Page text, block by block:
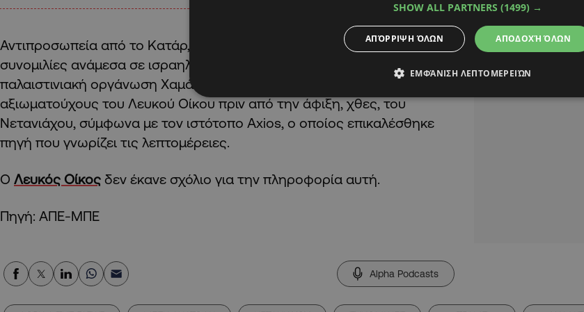
Αντιπροσωπεία από το Κατάρ, τη χώρα που φιλοξενεί τις έμμεσες
συνομιλίες ανάμεσα σε ισραηλινούς διαπραγματευτές και τη μαχητική
παλαιστινιακή οργάνωση Χαμάς, συναντήθηκε με ανώτερους
αξιωματούχους του Λευκού Οίκου πριν από την άφιξη, χθες, του
Νετανιάχου, σύμφωνα με τον ιστότοπο Axios, ο οποίος επικαλέσθηκε
πηγή που γνωρίζει τις λεπτομέρειες.
Ο Λευκός Οίκος δεν έκανε σχόλιο για την πληροφορία αυτή.
Πηγή: ΑΠΕ-ΜΠΕ
Alpha Podcasts
SHOW ALL PARTNERS (1499) →
ΑΠΟΔΟΧΉ ΌΛΩΝ
ΑΠΌΡΡΙΨΗ ΌΛΩΝ
ΕΜΦΆΝΙΣΗ ΛΕΠΤΟΜΕΡΕΙΏΝ